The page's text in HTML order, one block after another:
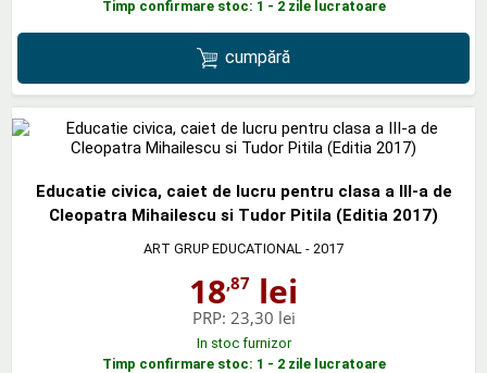
Timp confirmare stoc: 1 - 2 zile lucratoare
cumpără
Educatie civica, caiet de lucru pentru clasa a III-a de
Cleopatra Mihailescu si Tudor Pitila (Editia 2017)
ART GRUP EDUCATIONAL - 2017
18,87 lei
PRP: 23,30 lei
In stoc furnizor
Timp confirmare stoc: 1 - 2 zile lucratoare